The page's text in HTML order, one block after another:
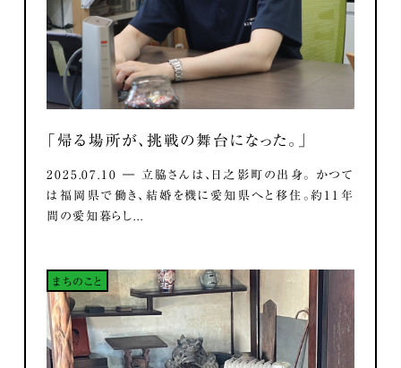
「帰る場所が、挑戦の舞台になった。」
2025.07.10 ― 立脇さんは、日之影町の出身。 かつて
は福岡県で働き、結婚を機に愛知県へと移住。約11年
間の愛知暮らし...
まちのこと